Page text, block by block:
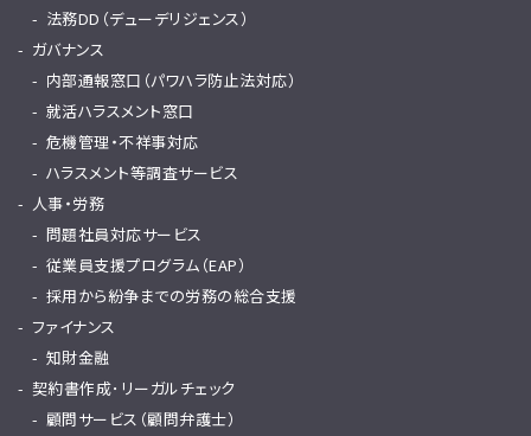
法務DD（デューデリジェンス）
ガバナンス
内部通報窓口（パワハラ防止法対応）
就活ハラスメント窓口
危機管理・不祥事対応
ハラスメント等調査サービス
人事・労務
問題社員対応サービス
従業員支援プログラム（EAP）
採用から紛争までの労務の総合支援
ファイナンス
知財金融
契約書作成･リーガルチェック
顧問サービス（顧問弁護士）